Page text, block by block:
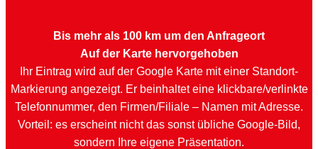
Bis mehr als 100 km um den Anfrageort
Auf der Karte hervorgehoben
Ihr Eintrag wird auf der Google Karte mit einer Standort-
Markierung angezeigt. Er beinhaltet eine klickbare/verlinkte
Telefonnummer, den Firmen/Filiale – Namen mit Adresse.
Vorteil: es erscheint nicht das sonst übliche Google-Bild,
sondern Ihre eigene Präsentation.